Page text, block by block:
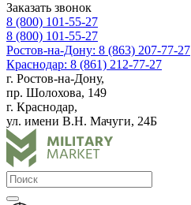
Заказать звонок
8 (800) 101-55-27
8 (800) 101-55-27
Ростов-на-Дону: 8 (863) 207-77-27
Краснодар: 8 (861) 212-77-27
г. Ростов-на-Дону,
пр. Шолохова, 149
г. Краснодар,
ул. имени В.Н. Мачуги, 24Б